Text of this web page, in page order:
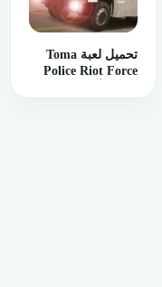
تحميل لعبة Toma
Police Riot Force